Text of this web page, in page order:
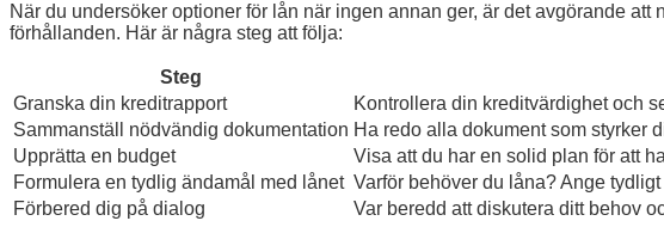
När du undersöker optioner för lån när ingen annan ger, är det avgörande
förhållanden. Här är några steg att följa:
Steg
Granska din kreditrapport
Kontrollera din kreditvärdighet och
Sammanställ nödvändig dokumentation Ha redo alla dokument som styrker
Upprätta en budget
Visa att du har en solid plan för att
Formulera en tydlig ändamål med lånet Varför behöver du låna? Ange
Förbered dig på dialog
Var beredd att diskutera ditt behov